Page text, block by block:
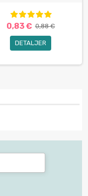
0,83 € 0,88 €
DETALJER